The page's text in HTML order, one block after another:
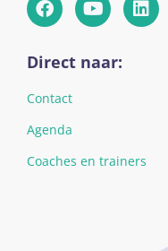
Direct naar:
Contact
Agenda
Coaches en trainers